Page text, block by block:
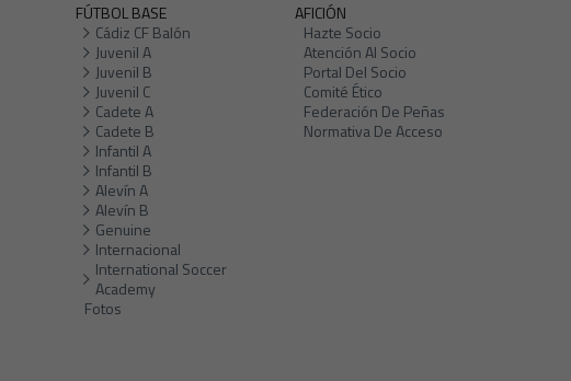
FÚTBOL BASE
Cádiz CF Balón
Juvenil A
Juvenil B
Juvenil C
Cadete A
Cadete B
Infantil A
Infantil B
Alevín A
Alevín B
Genuine
Internacional
International Soccer
Academy
Fotos
AFICIÓN
Hazte Socio
Atención Al Socio
Portal Del Socio
Comité Ético
Federación De Peñas
Normativa De Acceso